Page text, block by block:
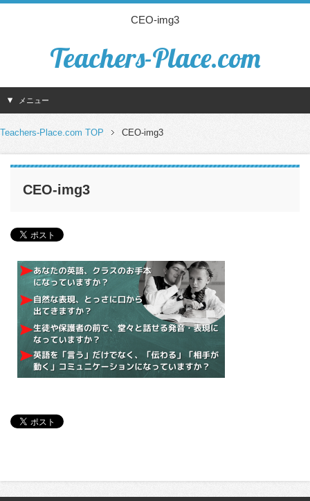
CEO-img3
Teachers-Place.com
メニュー
Teachers-Place.com TOP CEO-img3
CEO-img3